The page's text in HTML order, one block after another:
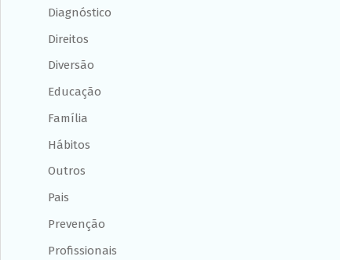
Diagnóstico
Direitos
Diversão
Educação
Família
Hábitos
Outros
Pais
Prevenção
Profissionais